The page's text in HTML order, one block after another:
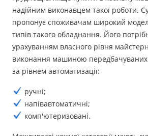
надійним виконавцем такої роботи.
пропонує споживачам широкий
типів такого обладнання. Його
урахуванням власного рівня
виконання машиною передбачуваних
за рівнем автоматизації:
ручні;
напівавтоматичні;
комп'ютеризовані.